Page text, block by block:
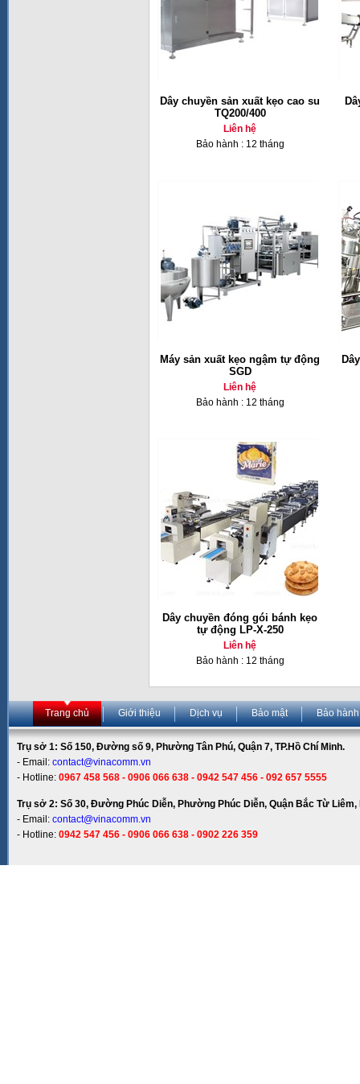
Dây chuyền sản xuất kẹo cao su
TQ200/400
Liên hệ
Bảo hành : 12 tháng
Máy sản xuất kẹo ngậm tự động
SGD
Liên hệ
Bảo hành : 12 tháng
Dây chuyền đóng gói bánh kẹo
tự động LP-X-250
Liên hệ
Bảo hành : 12 tháng
Trang chủ Giới thiệu Dịch vụ Bảo mật Bảo hành
Trụ sở 1: Số 150, Đường số 9, Phường Tân Phú, Quận 7, TP.Hồ Chí Minh.
- Email: contact@vinacomm.vn
- Hotline: 0967 458 568 - 0906 066 638 - 0942 547 456 - 092 657 5555
Trụ sở 2: Số 30, Đường Phúc Diễn, Phường Phúc Diễn, Quận Bắc Từ Liêm,
- Email: contact@vinacomm.vn
- Hotline: 0942 547 456 - 0906 066 638 - 0902 226 359